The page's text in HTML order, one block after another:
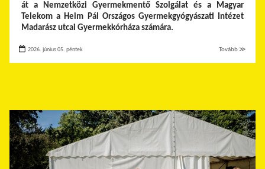
át a Nemzetközi Gyermekmentő Szolgálat és a Magyar
Telekom a Heim Pál Országos Gyermekgyógyászati Intézet
Madarász utcai Gyermekkórháza számára.
2026. június 05. péntek Tovább ≫